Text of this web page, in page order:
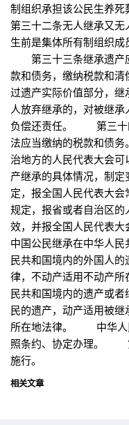
制组织承担该公民生养
第三十二条无人继承又
生前是集体所有制组织成
第三十三条继承遗产
款和债务，缴纳税款和
过遗产实际价值部分，
人放弃继承的，对被继
负偿还责任。 第三十
法应当缴纳的税款和债
治地方的人民代表大会
产继承的具体情况，制
定，报全国人民代表大
规定，报省或者自治区
效，并报全国人民代表
中国公民继承在中华人
民共和国境内的外国人
律，不动产适用不动产
民共和国境内的遗产或
民的遗产，动产适用被
所在地法律。 中华人
照条约、协定办理。
施行。
相关文章